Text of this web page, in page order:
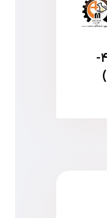
هیدروکسی بنزالدهید (۴-